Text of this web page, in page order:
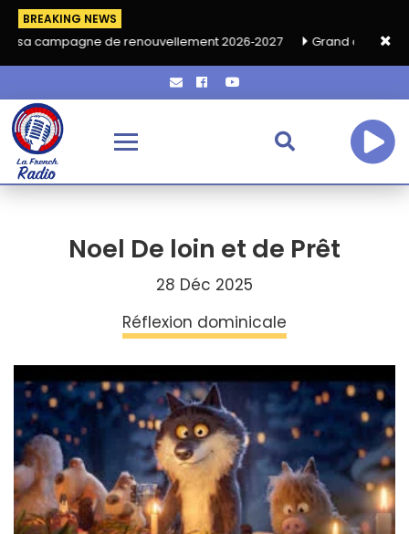
BREAKING NEWS
de renouvellement 2026‑2027 Grand café de rentrée HKA
Noel De loin et de Prêt
28 Déc 2025
Réflexion dominicale